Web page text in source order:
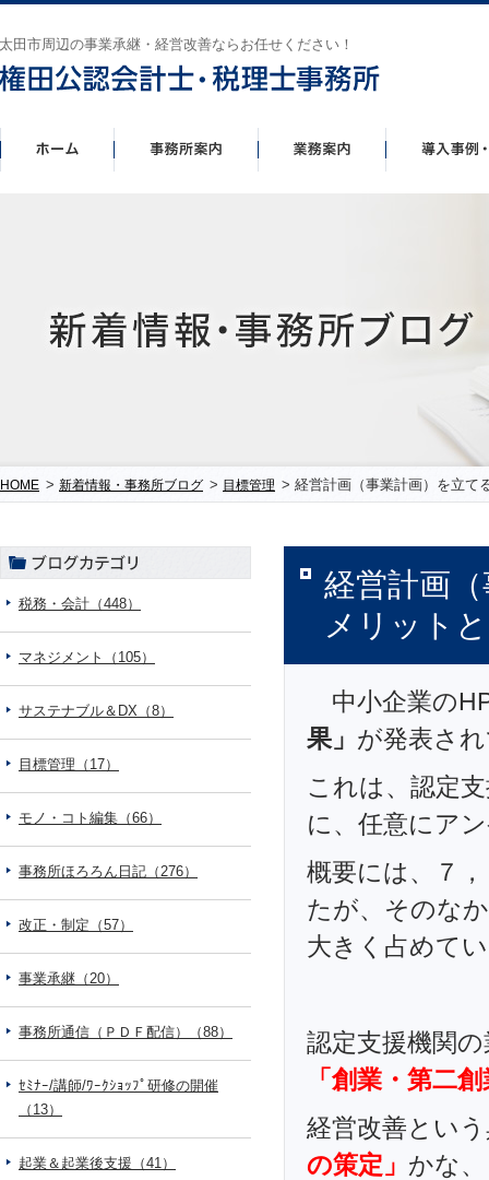
太田市周辺の事業承継・経営改善ならお任せください！
HOME > 新着情報・事務所ブログ > 目標管理 > 経営計画（事業計画）を立て
経営計画
メリット
中小企業の
果」 が発表さ
これは、認定
に、任意にア
概要には、７
たが、そのな
大きく占めて
認定支援機関
「創業・第二
経営改善とい
の策定」 かな
税務・会計（448）
マネジメント（105）
サステナブル＆DX（8）
目標管理（17）
モノ・コト編集（66）
事務所ほろろん日記（276）
改正・制定（57）
事業承継（20）
事務所通信（ＰＤＦ配信）（88）
ｾﾐﾅｰ/講師/ﾜｰｸｼｮｯﾌﾟ研修の開催
（13）
起業＆起業後支援（41）